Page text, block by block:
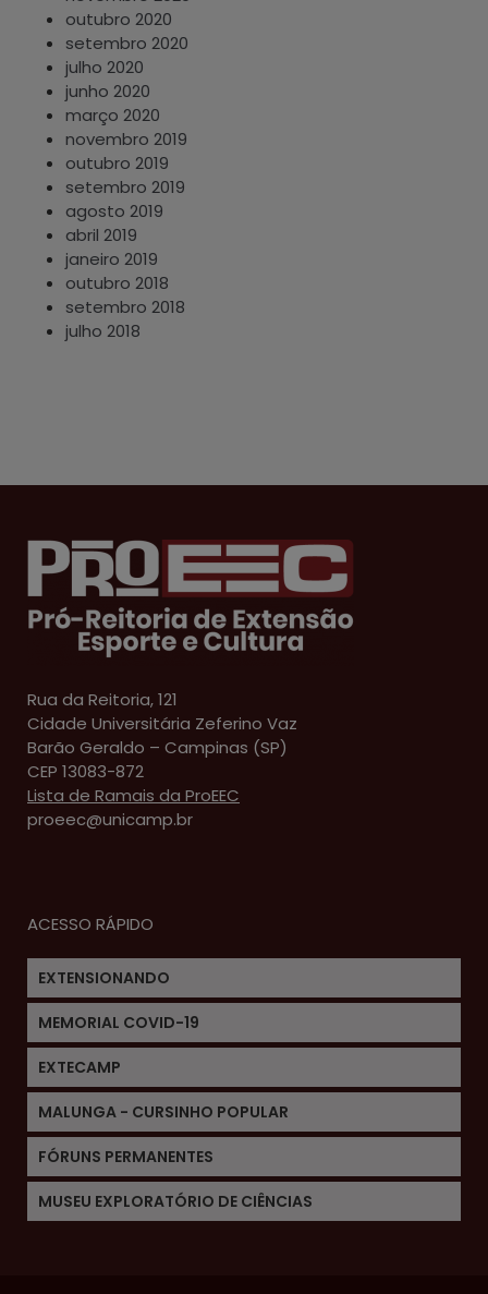
outubro 2020
setembro 2020
julho 2020
junho 2020
março 2020
novembro 2019
outubro 2019
setembro 2019
agosto 2019
abril 2019
janeiro 2019
outubro 2018
setembro 2018
julho 2018
Rua da Reitoria, 121
Cidade Universitária Zeferino Vaz
Barão Geraldo – Campinas (SP)
CEP 13083-872
Lista de Ramais da ProEEC
proeec@unicamp.br
ACESSO RÁPIDO
EXTENSIONANDO
MEMORIAL COVID-19
EXTECAMP
MALUNGA - CURSINHO POPULAR
FÓRUNS PERMANENTES
MUSEU EXPLORATÓRIO DE CIÊNCIAS